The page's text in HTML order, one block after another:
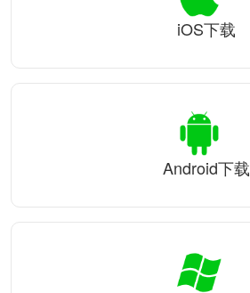
iOS下载
Android下载